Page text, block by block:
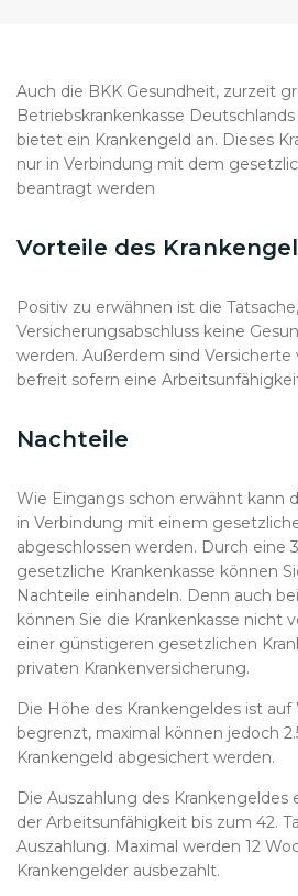
Auch die BKK Gesundheit, zurzeit
Betriebskrankenkasse Deutschlands
bietet ein Krankengeld an. Dieses
nur in Verbindung mit dem
beantragt werden
Vorteile des
Positiv zu erwähnen ist die
Versicherungsabschluss keine
werden. Außerdem sind
befreit sofern eine
Nachteile
Wie Eingangs schon erwähnt kann
in Verbindung mit einem
abgeschlossen werden. Durch eine
gesetzliche Krankenkasse können
Nachteile einhandeln. Denn auch
können Sie die Krankenkasse nicht
einer günstigeren gesetzlichen
privaten Krankenversicherung.
Die Höhe des Krankengeldes ist
begrenzt, maximal können jedoch
Krankengeld abgesichert werden.
Die Auszahlung des Krankengeldes
der Arbeitsunfähigkeit bis zum 42.
Auszahlung. Maximal werden 12
Krankengelder ausbezahlt.